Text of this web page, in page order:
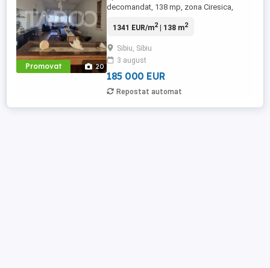
Promovat 20
decomandat, 138 mp, zona Ciresica,
apartament: • living de 40 mp • amplasat
vederea spre oras este deosebita • zona
foarte buna • la doar sapte minute de
parcul Sub ...
1341 EUR/m2| 138 m2
Sibiu, Sibiu
3 august
185 000 EUR
Repostat automat